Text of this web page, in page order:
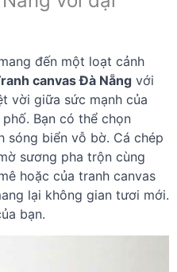
đến một loạt cảnh
canvas Đà Nẵng với
vời giữa sức mạnh của
Bạn có thể chọn
sóng biển vỗ bờ. Cá chép
sương pha trộn cùng
hoặc của tranh canvas
lại không gian tươi mới.
bạn.